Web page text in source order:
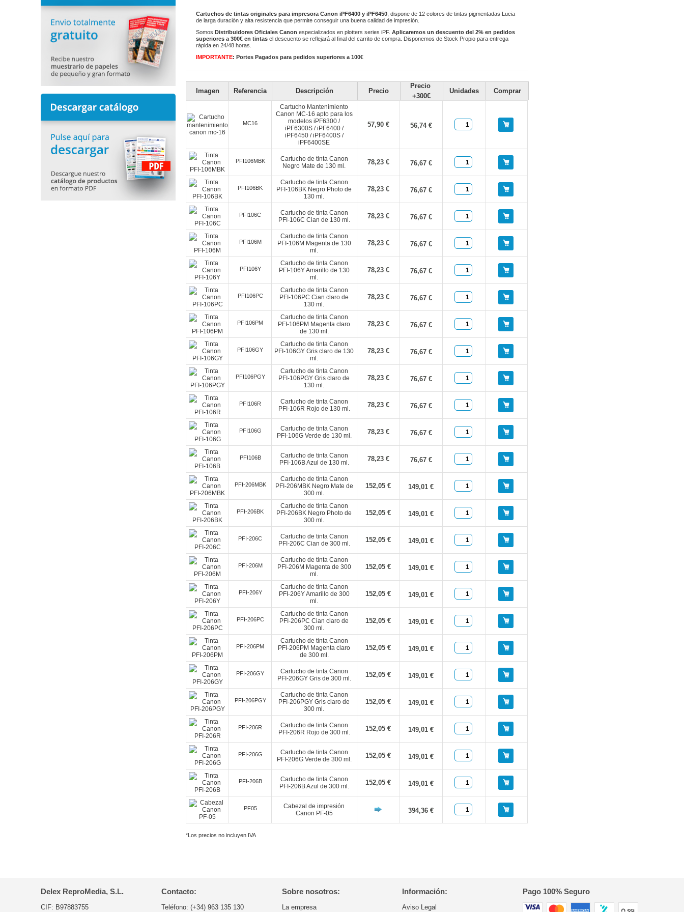
Cartuchos de tintas originales para impresora Canon iPF6400 y iPF6450 , dispone de 12 colores de tintas pigmentadas Lucia
de larga duración y alta resistencia que permite conseguir una buena calidad de impresión.
SomosDistribuidores Oficiales Canon especializados en plotters series iPF.Aplicaremos un descuento del 2% en pedidos
superiores a 300€ en tintas el descuento se reflejará al final del carrito de compra. Disponemos de Stock Propio para entrega
rápida en 24/48 horas.
IMPORTANTE: Portes Pagados para pedidos superiores a 100€
Imagen Referencia Descripción Precio
Precio
+300€
Unidades Comprar
MC16
Cartucho Mantenimiento
Canon MC-16 apto para los
modelos iPF6300 /
iPF6300S / iPF6400 /
iPF6450 / iPF6400S /
iPF6400SE
57,90 € 56,74 €
PFI106MBK
Cartucho de tinta Canon
Negro Mate de 130 ml.
78,23 € 76,67 €
PFI106BK
Cartucho de tinta Canon
PFI-106BK Negro Photo de
130 ml.
78,23 € 76,67 €
PFI106C
Cartucho de tinta Canon
PFI-106C Cian de 130 ml.
78,23 € 76,67 €
PFI106M
Cartucho de tinta Canon
PFI-106M Magenta de 130
ml.
78,23 € 76,67 €
PFI106Y
Cartucho de tinta Canon
PFI-106Y Amarillo de 130
ml.
78,23 € 76,67 €
PFI106PC
Cartucho de tinta Canon
PFI-106PC Cian claro de
130 ml.
78,23 € 76,67 €
PFI106PM
Cartucho de tinta Canon
PFI-106PM Magenta claro
de 130 ml.
78,23 € 76,67 €
PFI106GY
Cartucho de tinta Canon
PFI-106GY Gris claro de 130
ml.
78,23 € 76,67 €
PFI106PGY
Cartucho de tinta Canon
PFI-106PGY Gris claro de
130 ml.
78,23 € 76,67 €
PFI106R
Cartucho de tinta Canon
PFI-106R Rojo de 130 ml.
78,23 € 76,67 €
PFI106G
Cartucho de tinta Canon
PFI-106G Verde de 130 ml.
78,23 € 76,67 €
PFI106B
Cartucho de tinta Canon
PFI-106B Azul de 130 ml.
78,23 € 76,67 €
PFI-206MBK
Cartucho de tinta Canon
PFI-206MBK Negro Mate de
300 ml.
152,05 € 149,01 €
PFI-206BK
Cartucho de tinta Canon
PFI-206BK Negro Photo de
300 ml.
152,05 € 149,01 €
PFI-206C
Cartucho de tinta Canon
PFI-206C Cian de 300 ml.
152,05 € 149,01 €
PFI-206M
Cartucho de tinta Canon
PFI-206M Magenta de 300
ml.
152,05 € 149,01 €
PFI-206Y
Cartucho de tinta Canon
PFI-206Y Amarillo de 300
ml.
152,05 € 149,01 €
PFI-206PC
Cartucho de tinta Canon
PFI-206PC Cian claro de
300 ml.
152,05 € 149,01 €
PFI-206PM
Cartucho de tinta Canon
PFI-206PM Magenta claro
de 300 ml.
152,05 € 149,01 €
PFI-206GY
Cartucho de tinta Canon
PFI-206GY Gris de 300 ml.
152,05 € 149,01 €
PFI-206PGY
Cartucho de tinta Canon
PFI-206PGY Gris claro de
300 ml.
152,05 € 149,01 €
PFI-206R
Cartucho de tinta Canon
PFI-206R Rojo de 300 ml.
152,05 € 149,01 €
PFI-206G
Cartucho de tinta Canon
PFI-206G Verde de 300 ml.
152,05 € 149,01 €
PFI-206B
Cartucho de tinta Canon
PFI-206B Azul de 300 ml.
152,05 € 149,01 €
PF05
Cabezal de impresión
Canon PF-05
394,36 €
*Los precios no incluyen IVA
Delex ReproMedia, S.L.
CIF: B97883755
Contacto:
Teléfono: (+34) 963 135 130
Sobre nosotros:
La empresa
Información:
Aviso Legal
Pago 100% Seguro